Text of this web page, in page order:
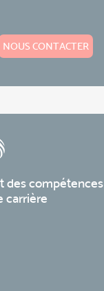
NOUS CONTACTER
des compétences
carrière